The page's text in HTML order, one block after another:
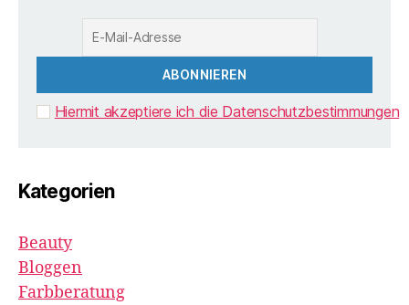
Hiermit akzeptiere ich die Datenschutzbestimmungen
Kategorien
Beauty
Bloggen
Farbberatung